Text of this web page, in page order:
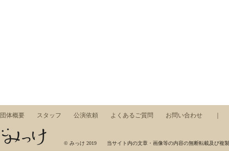
団体概要 スタッフ 公演依頼 よくあるご質問 お問い合わせ
みっけ，ワークショップ，東京藝術大学，芸術集団，展示，コンサート，アート，音楽，美術
© みっけ 2019 当サイト内の文章・画像等の内容の無断転載及び複